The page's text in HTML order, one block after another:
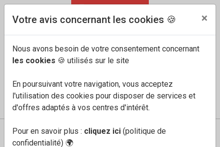
04 91 60 68 33
COMPTE MES FAVORIS
Votre avis concernant les cookies 🍪 ×
Nous avons besoin de votre consentement concernant
les cookies 🍪 utilisés sur le site
En poursuivant votre navigation, vous acceptez
l'utilisation des cookies pour disposer de services et
d'offres adaptés à vos centres d'intérêt.
Pour en savoir plus : cliquez ici (politique de
confidentialité) 🌍